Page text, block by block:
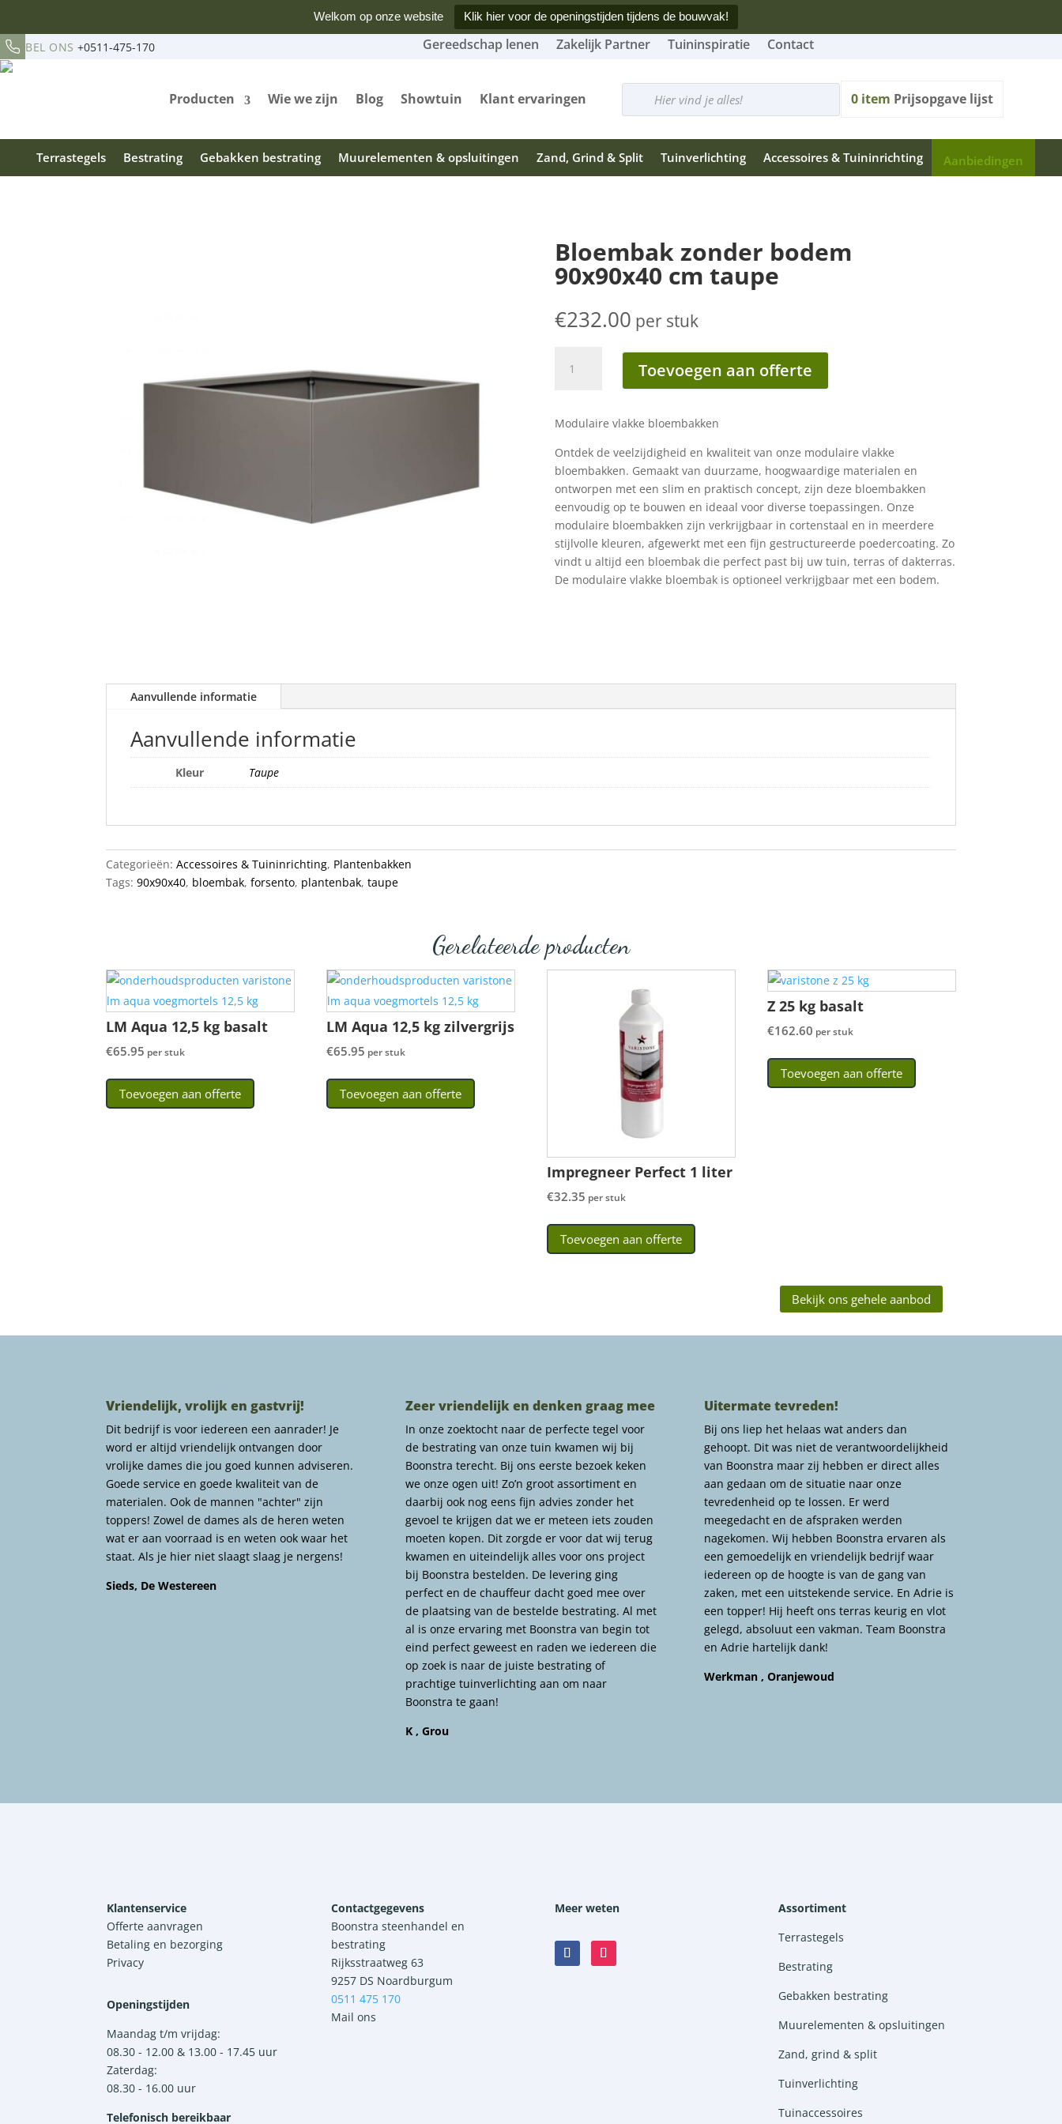
Welkom op onze website Klik hier voor de openingstijden tijdens de bouwvak!
BEL ONS +0511-475-170 Gereedschap lenen Zakelijk Partner Tuininspiratie Contact
Producten Wie we zijn Blog Showtuin Klant ervaringen
zoeken
0 item Prijsopgave lijst
Terrastegels Bestrating Gebakken bestrating Muurelementen & opsluitingen Zand, Grind & Split Tuinverlichting Accessoires & Tuininrichting Aanbiedingen
Bloembak zonder bodem
90x90x40 cm taupe
€232.00 per stuk
zonder
cm
taupe
aantal
Toevoegen aan offerte
Modulaire vlakke bloembakken
Ontdek de veelzijdigheid en kwaliteit van onze modulaire vlakke
bloembakken. Gemaakt van duurzame, hoogwaardige materialen en
ontworpen met een slim en praktisch concept, zijn deze bloembakken
eenvoudig op te bouwen en ideaal voor diverse toepassingen. Onze
modulaire bloembakken zijn verkrijgbaar in cortenstaal en in meerdere
stijlvolle kleuren, afgewerkt met een fijn gestructureerde poedercoating. Zo
vindt u altijd een bloembak die perfect past bij uw tuin, terras of dakterras.
De modulaire vlakke bloembak is optioneel verkrijgbaar met een bodem.
Aanvullende informatie
Aanvullende informatie
Kleur Taupe
Categorieën:Accessoires & Tuininrichting, Plantenbakken
Tags:90x90x40, bloembak,forsento, plantenbak,taupe
Gerelateerde producten
LM Aqua 12,5 kg basalt
€65.95 per stuk
Toevoegen aan offerte
LM Aqua 12,5 kg zilvergrijs
€65.95 per stuk
Toevoegen aan offerte
Impregneer Perfect 1 liter
€32.35 per stuk
Toevoegen aan offerte
Z 25 kg basalt
€162.60 per stuk
Toevoegen aan offerte
Bekijk ons gehele aanbod
Vriendelijk, vrolijk en gastvrij!
Dit bedrijf is voor iedereen een aanrader! Je
word er altijd vriendelijk ontvangen door
vrolijke dames die jou goed kunnen adviseren.
Goede service en goede kwaliteit van de
materialen. Ook de mannen "achter" zijn
toppers! Zowel de dames als de heren weten
wat er aan voorraad is en weten ook waar het
staat. Als je hier niet slaagt slaag je nergens!
Sieds, De Westereen
Zeer vriendelijk en denken graag mee
In onze zoektocht naar de perfecte tegel voor
de bestrating van onze tuin kwamen wij bij
Boonstra terecht. Bij ons eerste bezoek keken
we onze ogen uit! Zo’n groot assortiment en
daarbij ook nog eens fijn advies zonder het
gevoel te krijgen dat we er meteen iets zouden
moeten kopen. Dit zorgde er voor dat wij terug
kwamen en uiteindelijk alles voor ons project
bij Boonstra bestelden. De levering ging
perfect en de chauffeur dacht goed mee over
de plaatsing van de bestelde bestrating. Al met
al is onze ervaring met Boonstra van begin tot
eind perfect geweest en raden we iedereen die
op zoek is naar de juiste bestrating of
prachtige tuinverlichting aan om naar
Boonstra te gaan!
K , Grou
Uitermate tevreden!
Bij ons liep het helaas wat anders dan
gehoopt. Dit was niet de verantwoordelijkheid
van Boonstra maar zij hebben er direct alles
aan gedaan om de situatie naar onze
tevredenheid op te lossen. Er werd
meegedacht en de afspraken werden
nagekomen. Wij hebben Boonstra ervaren als
een gemoedelijk en vriendelijk bedrijf waar
iedereen op de hoogte is van de gang van
zaken, met een uitstekende service. En Adrie is
een topper! Hij heeft ons terras keurig en vlot
gelegd, absoluut een vakman. Team Boonstra
en Adrie hartelijk dank!
Werkman , Oranjewoud
Klantenservice
Offerte aanvragen
Betaling en bezorging
Privacy
Openingstijden
Maandag t/m vrijdag:
08.30 - 12.00 & 13.00 - 17.45 uur
Zaterdag:
08.30 - 16.00 uur
Telefonisch bereikbaar
Contactgegevens
Boonstra steenhandel en
bestrating
Rijksstraatweg 63
9257 DS Noardburgum
0511 475 170
Mail ons
Meer weten
Assortiment
Terrastegels
Bestrating
Gebakken bestrating
Muurelementen & opsluitingen
Zand, grind & split
Tuinverlichting
Tuinaccessoires